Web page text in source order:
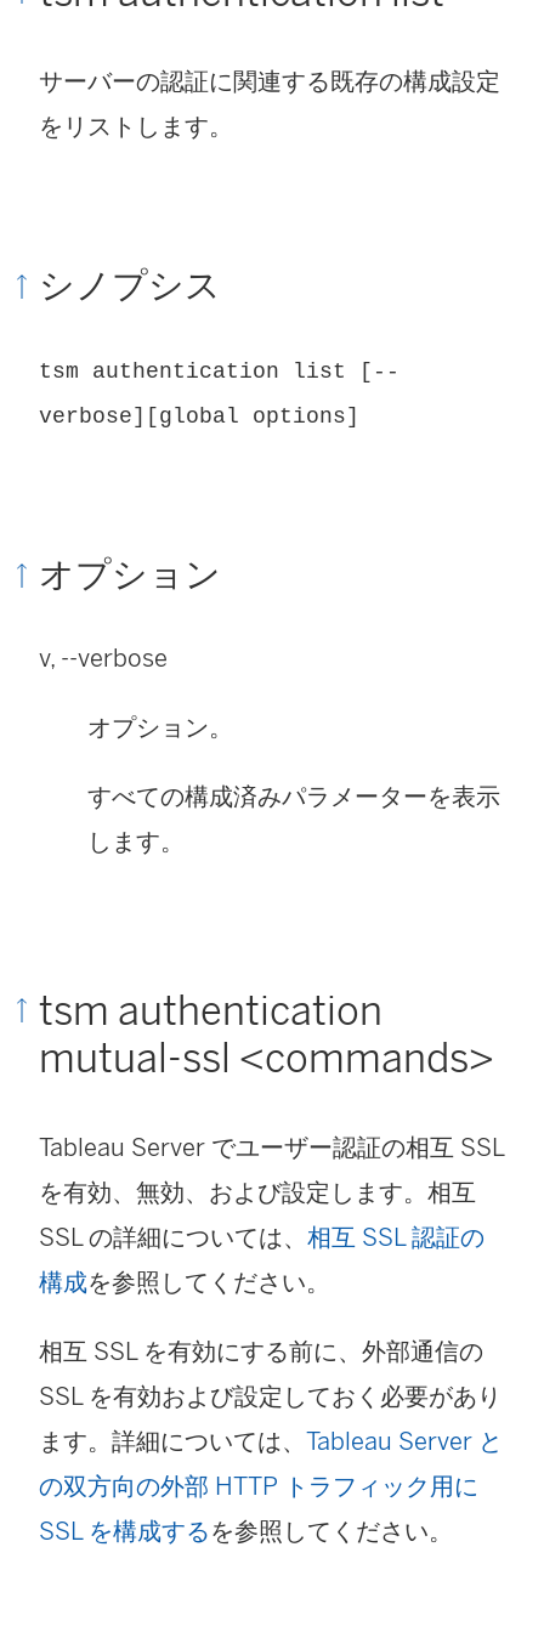
サーバーの認証に関連する既存の構成設定
をリストします。
シノプシス
tsm authentication list [--
verbose][global options]
オプション
v, --verbose
オプション。
すべての構成済みパラメーターを表示
します。
tsm authentication
mutual-ssl <commands>
Tableau Server でユーザー認証の相互 SSL
を有効、無効、および設定します。相互
SSL の詳細については、 相互 SSL 認証の
構成を参照してください。
相互 SSL を有効にする前に、外部通信の
SSL を有効および設定しておく必要があり
ます。詳細については、 Tableau Server と
の双方向の外部 HTTP トラフィック用に
SSL を構成するを参照してください。